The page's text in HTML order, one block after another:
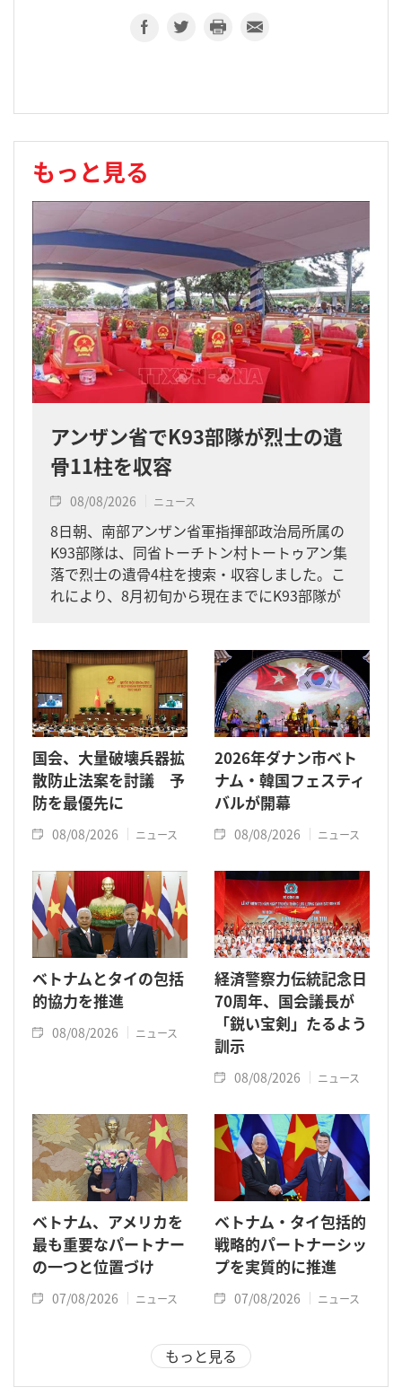
もっと見る
アンザン省でK93部隊が烈士の遺
骨11柱を収容
08/08/2026 ニュース
8日朝、南部アンザン省軍指揮部政治局所属の
K93部隊は、同省トーチトン村トートゥアン集
落で烈士の遺骨4柱を捜索・収容しました。こ
れにより、8月初旬から現在までにK93部隊が
国会、大量破壊兵器拡
散防止法案を討議 予
防を最優先に
08/08/2026 ニュース
2026年ダナン市ベト
ナム・韓国フェスティ
バルが開幕
08/08/2026 ニュース
ベトナムとタイの包括
的協力を推進
08/08/2026 ニュース
経済警察力伝統記念日
70周年、国会議長が
「鋭い宝剣」たるよう
訓示
08/08/2026 ニュース
ベトナム、アメリカを
最も重要なパートナー
の一つと位置づけ
07/08/2026 ニュース
ベトナム・タイ包括的
戦略的パートナーシッ
プを実質的に推進
07/08/2026 ニュース
もっと見る